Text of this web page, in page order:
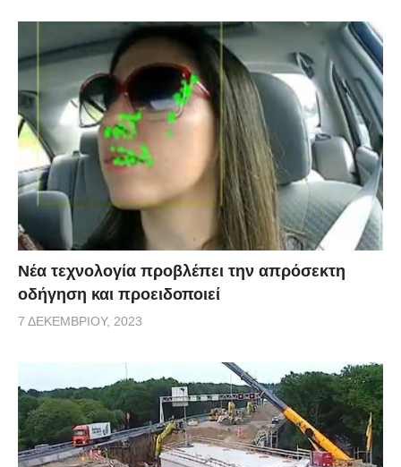
Νέα τεχνολογία προβλέπει την απρόσεκτη
οδήγηση και προειδοποιεί
7 ΔΕΚΕΜΒΡΊΟΥ, 2023